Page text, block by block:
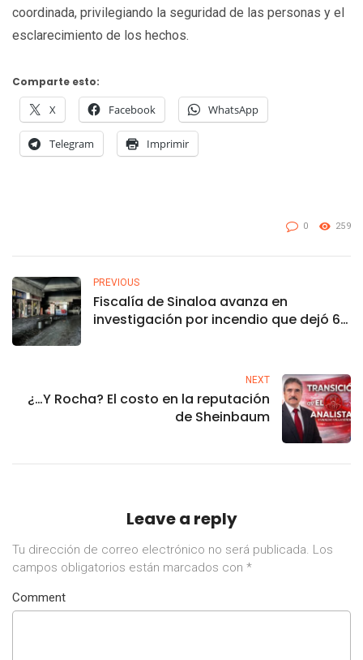
coordinada, privilegiando la seguridad de las personas y el
esclarecimiento de los hechos.
Comparte esto:
X Facebook WhatsApp
Telegram Imprimir
0 259
PREVIOUS
Fiscalía de Sinaloa avanza en
investigación por incendio que dejó 6
NEXT
¿…Y Rocha? El costo en la reputación
de Sheinbaum
Leave a reply
Tu dirección de correo electrónico no será publicada. Los
campos obligatorios están marcados con *
Comment